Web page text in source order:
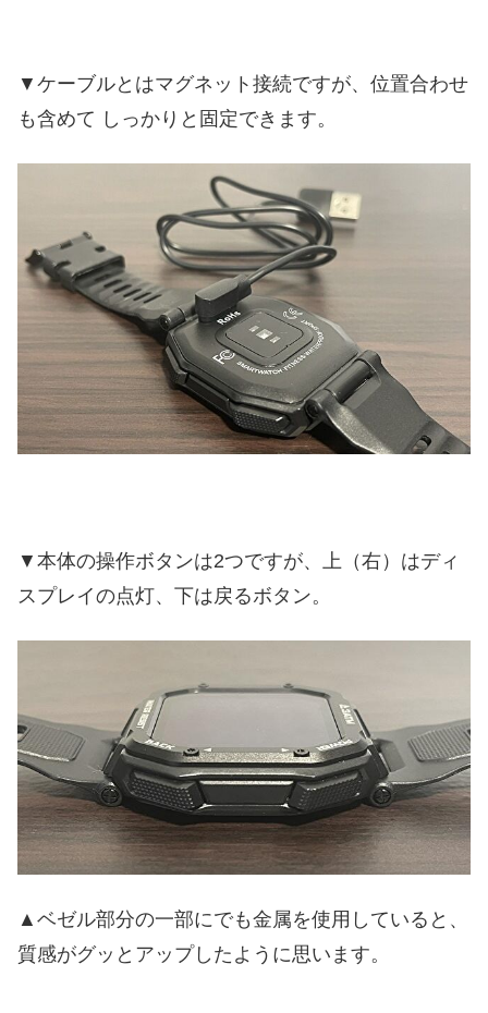
▼ケーブルとはマグネット接続ですが、位置合わせ
も含めて しっかりと固定できます。
▼本体の操作ボタンは2つですが、上（右）はディ
スプレイの点灯、下は戻るボタン。
▲ベゼル部分の一部にでも金属を使用していると、
質感がグッとアップしたように思います。